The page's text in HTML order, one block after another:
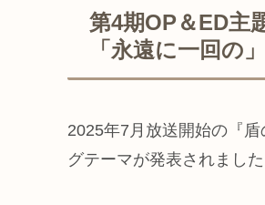
第4期OP＆ED主
「永遠に一回の」
2025年7月放送開始の『
グテーマが発表されました